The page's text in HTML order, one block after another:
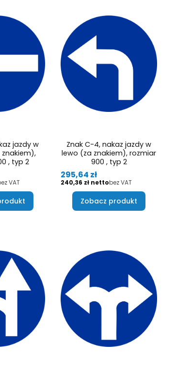
jazdy w
, typ 2
VAT
Znak C-4, nakaz jazdy w
lewo (za znakiem), rozmiar
900 , typ 2
Cena
295,64 zł
Cena
240,36 zł bez VAT
Zobacz produkt